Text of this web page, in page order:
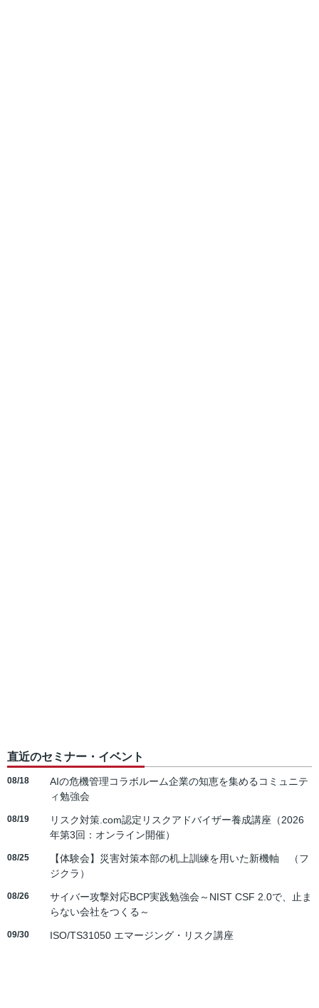
直近のセミナー・イベント
08/18
AIの危機管理コラボルーム企業の知恵を集めるコミュニテ
ィ勉強会
08/19
リスク対策.com認定リスクアドバイザー養成講座（2026
年第3回：オンライン開催）
08/25
【体験会】災害対策本部の机上訓練を用いた新機軸 （フ
ジクラ）
08/26
サイバー攻撃対応BCP実践勉強会～NIST CSF 2.0で、止ま
らない会社をつくる～
09/30 ISO/TS31050 エマージング・リスク講座